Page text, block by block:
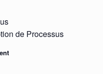
de Processus